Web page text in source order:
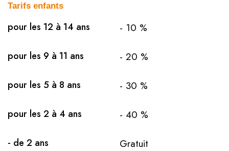
Tarifs enfants
pour les 12 à 14 ans - 10 %
pour les 9 à 11 ans - 20 %
pour les 5 à 8 ans - 30 %
pour les 2 à 4 ans - 40 %
- de 2 ans Gratuit